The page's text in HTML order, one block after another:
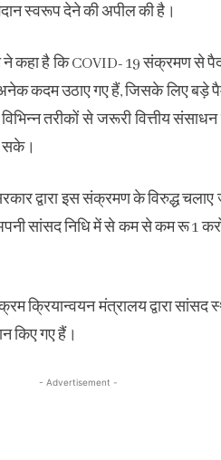
स्वरूप देने की अपील की है।
ने कहा है कि COVID- 19 संक्रमण से
अनेक कदम उठाए गए हैं, जिसके लिए बड़े
तरीकों से जरूरी वित्तीय
सके।
द्वारा इस संक्रमण के विरुद्ध चलाए
सांसद निधि में से कम से कम रू 1
क्रियान्वयन मंत्रालय द्वारा सांसद
किए गए हैं।
- Advertisement -